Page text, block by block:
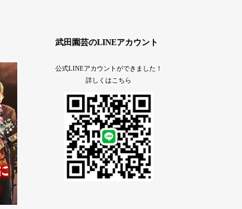
武田園芸のLINEアカウント
公式LINEアカウントができました！
詳しくはこちら